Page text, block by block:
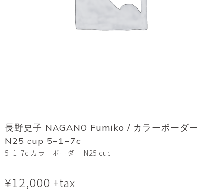
長野史子 NAGANO Fumiko / カラーボーダー
N25 cup 5−1−7c
5−1−7c カラーボーダー N25 cup
¥12,000 +tax